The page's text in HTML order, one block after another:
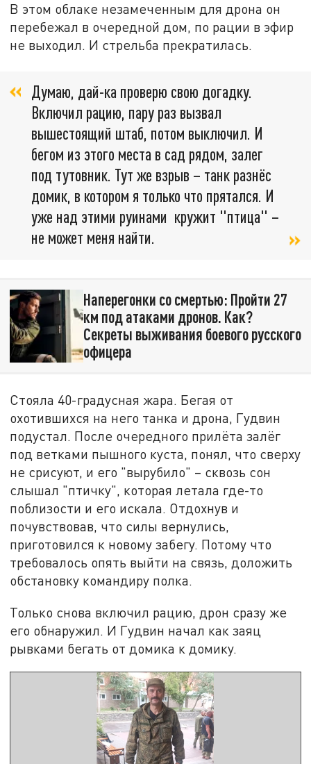
В этом облаке незамеченным для дрона он
перебежал в очередной дом, по рации в эфир
не выходил. И стрельба прекратилась.
Думаю, дай-ка проверю свою догадку.
Включил рацию, пару раз вызвал
вышестоящий штаб, потом выключил. И
бегом из этого места в сад рядом, залег
под тутовник. Тут же взрыв – танк разнёс
домик, в котором я только что прятался. И
уже над этими руинами кружит "птица" –
не может меня найти.
Наперегонки со смертью: Пройти 27
км под атаками дронов. Как?
Секреты выживания боевого русского
офицера
Стояла 40-градусная жара. Бегая от
охотившихся на него танка и дрона, Гудвин
подустал. После очередного прилёта залёг
под ветками пышного куста, понял, что сверху
не срисуют, и его "вырубило" – сквозь сон
слышал "птичку", которая летала где-то
поблизости и его искала. Отдохнув и
почувствовав, что силы вернулись,
приготовился к новому забегу. Потому что
требовалось опять выйти на связь, доложить
обстановку командиру полка.
Только снова включил рацию, дрон сразу же
его обнаружил. И Гудвин начал как заяц
рывками бегать от домика к домику.